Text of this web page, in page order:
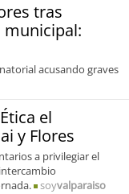
tras
municipal:
acusando graves
el
y Flores
a privilegiar el
soyvalparaiso